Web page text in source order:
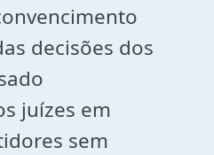
decisões dos
juízes em
sem